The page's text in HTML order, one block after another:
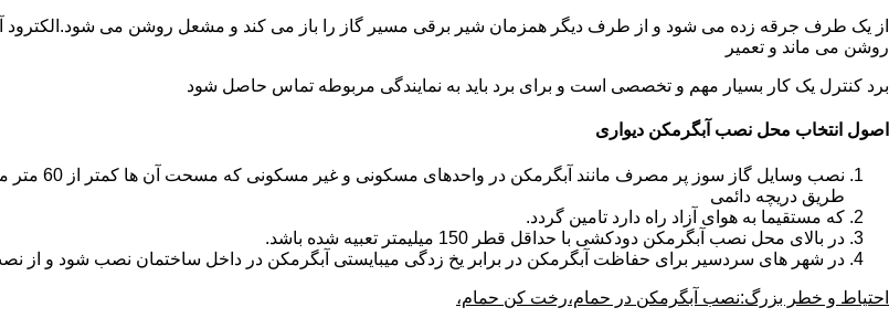
از یک طرف جرقه زده می شود و از طرف دیگر همزمان شیر برقی مسیر گاز را باز می کند و مشعل روشن می شود.الکترود
روشن می ماند و تعمیر
برد کنترل یک کار بسیار مهم و تخصصی است و برای برد باید به نمایندگی مربوطه تماس حاصل شود
اصول انتخاب محل نصب آبگرمکن دیواری
نصب وسایل
طریق دریچه دائمی
که مستقیما به هوای آزاد راه دارد تامین گردد.
در بالای محل نصب آبگرمکن دودکشی با حداقل قطر 150 میلیمتر تعبیه شده باشد.
در شهر های سردسیر برای حفاظت آبگرمکن در برابر یخ زدگی میبایستی آبگرمکن در داخل ساختمان نصب شود و از
احتیاط و خطر بزرگ:نصب آبگرمکن در حمام،رخت کن حمام،